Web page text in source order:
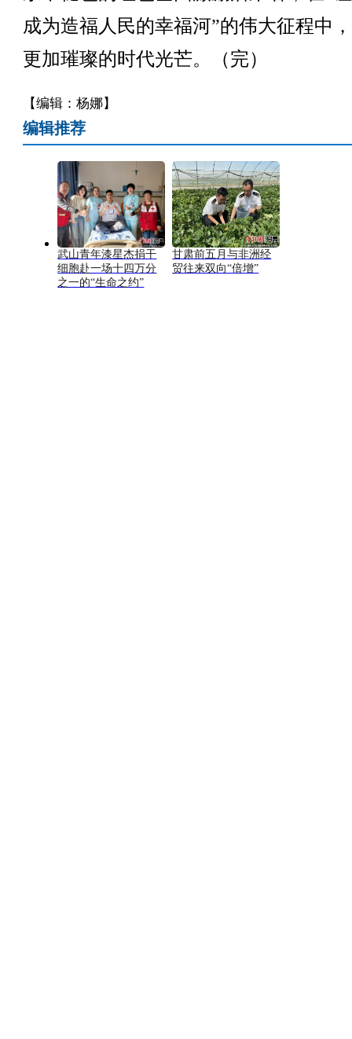
成为造福人民的幸福河”的伟大征程中
更加璀璨的时代光芒。（完）
【编辑：杨娜】
编辑推荐
武山青年漆星杰捐干
细胞赴一场十四万分
之一的“生命之约”
甘肃前五月与非洲经
贸往来双向“倍增”